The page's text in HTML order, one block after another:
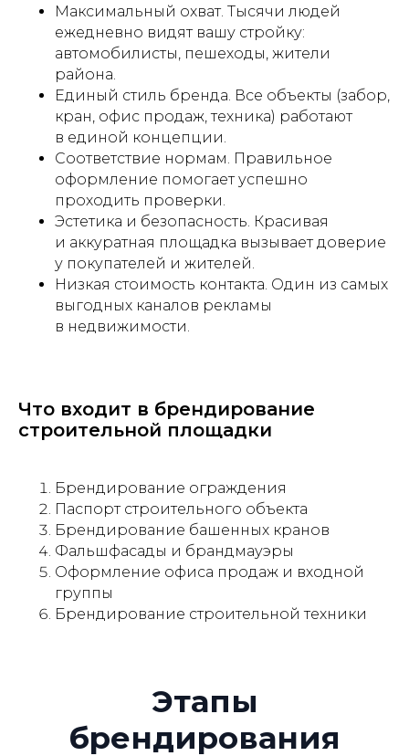
Максимальный охват. Тысячи людей
ежедневно видят вашу стройку:
автомобилисты, пешеходы, жители
района.
Единый стиль бренда. Все объекты (забор,
кран, офис продаж, техника) работают
в единой концепции.
Соответствие нормам. Правильное
оформление помогает успешно
проходить проверки.
Эстетика и безопасность. Красивая
и аккуратная площадка вызывает доверие
у покупателей и жителей.
Низкая стоимость контакта. Один из самых
выгодных каналов рекламы
в недвижимости.
Что входит в брендирование
строительной площадки
Брендирование ограждения
Паспорт строительного объекта
Брендирование башенных кранов
Фальшфасады и брандмауэры
Оформление офиса продаж и входной
группы
Брендирование строительной техники
Бриф и разработка концепции.
Выезд на объект, изучение
окружения, подготовка 2−3
вариантов дизайна
Согласование. Подготовка
и получение всех необходимых
согласований
в Москомархитектуре и других
инстанциях
02
Производство. Собственное
материалы (устойчивые к УФ,
ветру, осадкам)
03
Монтаж. Профессиональная
бригада с опытом работы
на крупных объектах. Работаем
быстро и аккуратно,
без остановки строительства
и монтаж. Замена
поврежденных элементов
в короткие сроки
05